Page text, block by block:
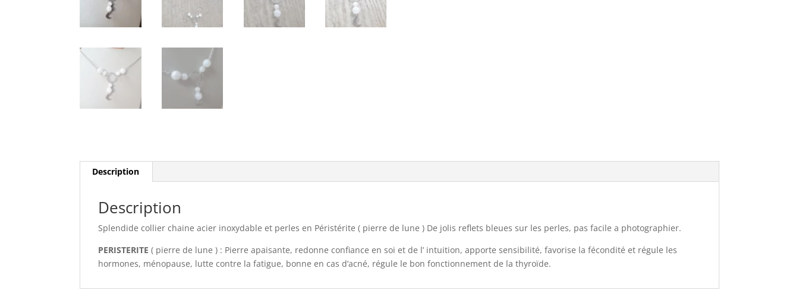
Description
Description
Splendide collier chaine acier inoxydable et perles en Péristérite ( pierre de lune ) De jolis reflets bleues sur les perles, pas facile a photographier.
PERISTERITE( pierre de lune ) : Pierre apaisante, redonne confiance en soi et de l’ intuition, apporte sensibilité, favorise la fécondité et régule les
hormones, ménopause, lutte contre la fatigue, bonne en cas d’acné, régule le bon fonctionnement de la thyroïde.